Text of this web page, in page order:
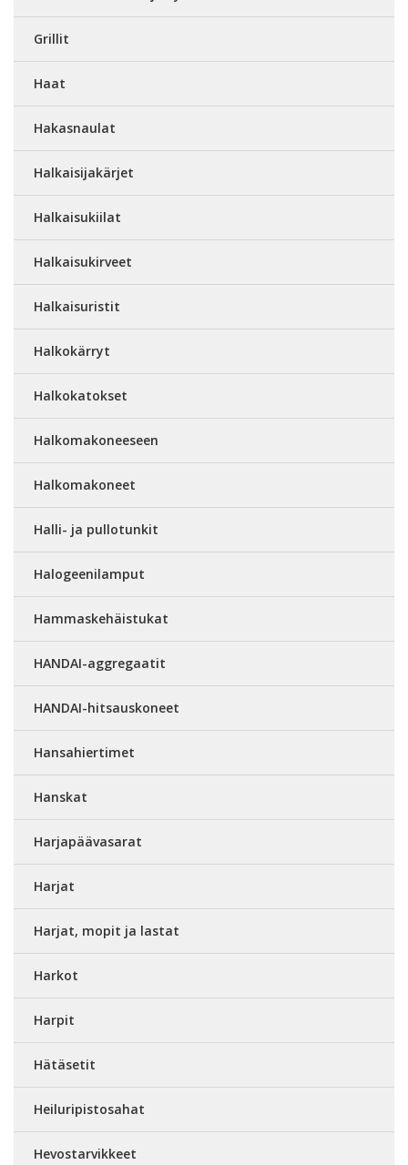
Grillit
Haat
Hakasnaulat
Halkaisijakärjet
Halkaisukiilat
Halkaisukirveet
Halkaisuristit
Halkokärryt
Halkokatokset
Halkomakoneeseen
Halkomakoneet
Halli- ja pullotunkit
Halogeenilamput
Hammaskehäistukat
HANDAI-aggregaatit
HANDAI-hitsauskoneet
Hansahiertimet
Hanskat
Harjapäävasarat
Harjat
Harjat, mopit ja lastat
Harkot
Harpit
Hätäsetit
Heiluripistosahat
Hevostarvikkeet